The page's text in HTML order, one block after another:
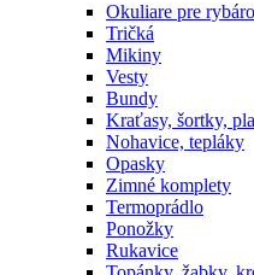
Okuliare pre
Tričká
Mikiny
Vesty
Bundy
Kraťasy, šortky,
Nohavice, tepláky
Opasky
Zimné komplety
Termoprádlo
Ponožky
Rukavice